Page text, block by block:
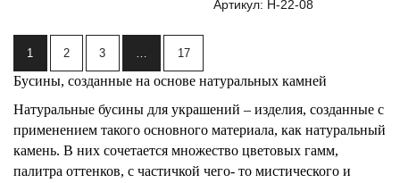
Артикул: Н-22-08
1 2 3 … 17
Бусины, созданные на основе натуральных камней
Натуральные бусины для украшений – изделия, созданные с
применением такого основного материала, как натуральный
камень. В них сочетается множество цветовых гамм,
палитра оттенков, с частичкой чего- то мистического и